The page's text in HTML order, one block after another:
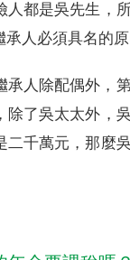
都是吳先生，
人必須具名的原
人除配偶外，
了吳太太外，
千萬元，那麼